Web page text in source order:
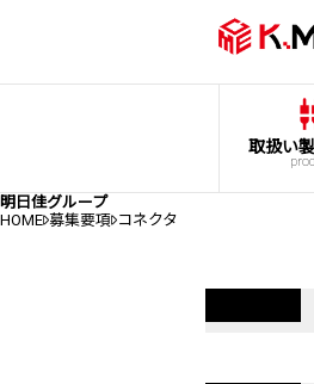
取扱い
明日佳グループ
HOME 募集要項 コネクタ